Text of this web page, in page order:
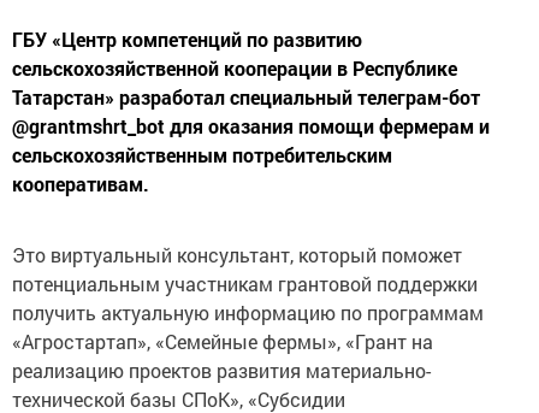
ГБУ «Центр компетенций по развитию
сельскохозяйственной кооперации в Республике
Татарстан» разработал специальный телеграм-бот
@grantmshrt_bot для оказания помощи фермерам и
сельскохозяйственным потребительским
кооперативам.
Это виртуальный консультант, который поможет
потенциальным участникам грантовой поддержки
получить актуальную информацию по программам
«Агростартап», «Семейные фермы», «Грант на
реализацию проектов развития материально-
технической базы СПоК», «Субсидии